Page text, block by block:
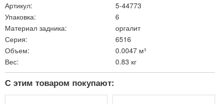
Артикул:
5-44773
Упаковка:
6
Материал задника:
оргалит
Серия:
6516
Объем:
0.0047 м³
Вес:
0.83 кг
С этим товаром покупают: